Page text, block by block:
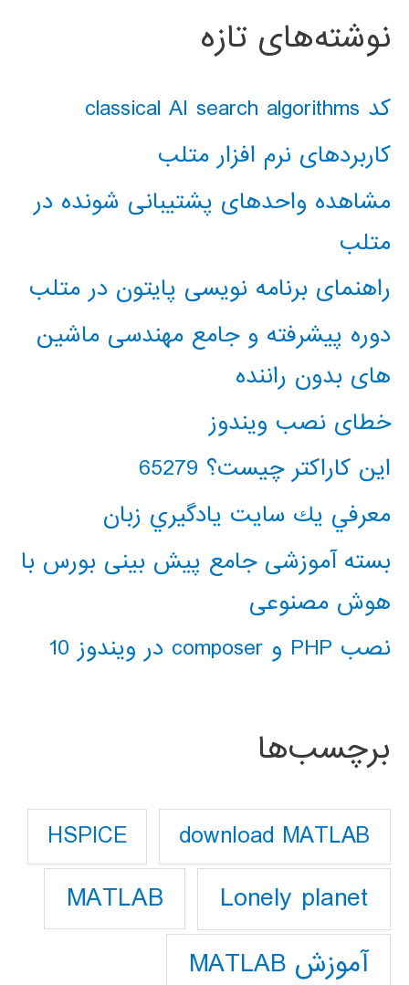
نوشته‌های تازه
کد classical AI search algorithms
کاربردهای نرم افزار متلب
مشاهده واحدهای پشتیبانی شونده در
متلب
راهنمای برنامه نویسی پایتون در متلب
دوره پیشرفته و جامع مهندسی ماشین
های بدون راننده
خطای نصب ویندوز
این کاراکتر چیست؟ 65279
معرفي يك سايت يادگيري زبان
بسته آموزشی جامع پیش بینی بورس با
هوش مصنوعی
نصب PHP و composer در ویندوز 10
برچسب‌ها
download MATLAB
HSPICE
Lonely planet
MATLAB
آموزش MATLAB